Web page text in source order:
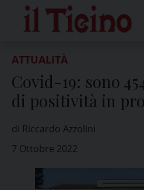
content
ATTUALITÀ
Covid-19: sono
di positività in
di Riccardo Azzolini
7 Ottobre 2022